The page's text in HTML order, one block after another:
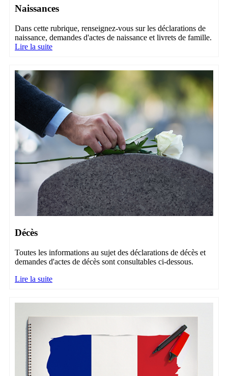
Naissances
Dans cette rubrique, renseignez-vous sur les déclarations de
naissance, demandes d'actes de naissance et livrets de famille.
Lire la suite
Décès
Toutes les informations au sujet des déclarations de décès et
demandes d'actes de décès sont consultables ci-dessous.
Lire la suite